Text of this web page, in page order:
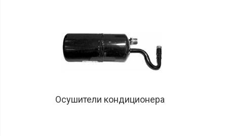
Осушители кондиционера